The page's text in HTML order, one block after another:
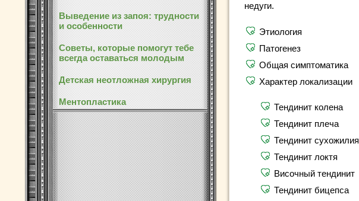
Выведение из запоя: трудности
и особенности
Советы, которые помогут тебе
всегда оставаться молодым
Детская неотложная хирургия
Ментопластика
недуги.
Этиология
Патогенез
Общая симптоматика
Характер локализации
Тендинит колена
Тендинит плеча
Тендинит сухожилия
Тендинит локтя
Височный тендинит
Тендинит бицепса